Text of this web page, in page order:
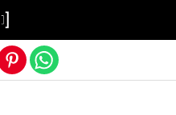
version